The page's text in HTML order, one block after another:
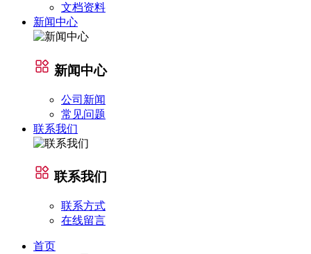
文档资料
新闻中心
新闻中心
公司新闻
常见问题
联系我们
联系我们
联系方式
在线留言
首页